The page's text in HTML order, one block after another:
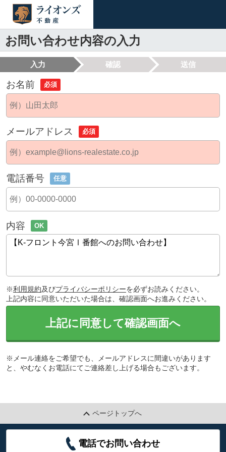
お問い合わせ内容の入力
入力 確認 送信
お名前 必須
メールアドレス 必須
電話番号 任意
内容 OK
※利用規約及びプライバシーポリシーを必ずお読みください。
上記内容に同意いただいた場合は、確認画面へお進みください。
上記に同意して確認画面へ
※メール連絡をご希望でも、メールアドレスに間違いがあります
と、やむなくお電話にてご連絡差し上げる場合もございます。
ページトップへ
電話でお問い合わせ